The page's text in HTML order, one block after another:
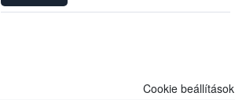
Cookie beállítások